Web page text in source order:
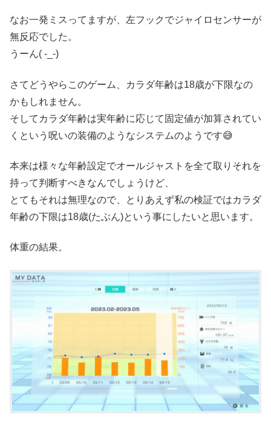
なお一発ミスってますが、左フックでジャイロセンサーが
無反応でした。
うーん( -_-)
さてどうやらこのゲーム、カラダ年齢は18歳が下限なの
かもしれません。
そしてカラダ年齢は実年齢に応じて固定値が加算されてい
くという呪いの装備のようなシステムのようです😅
本来は様々な年齢設定でオールジャストを全て取りそれを
持って判断すべきなんでしょうけど、
とてもそれは無理なので、とりあえず私の検証ではカラダ
年齢の下限は18歳(たぶん)という事にしたいと思います。
体重の結果。